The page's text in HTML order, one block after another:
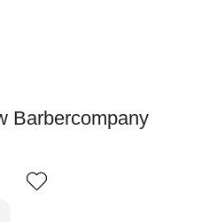
Barbercompany